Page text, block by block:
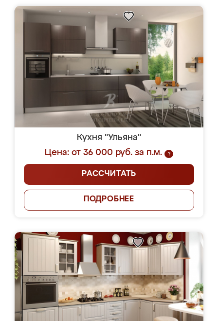
Кухня "Ульяна"
Цена: от 36 000 руб. за п.м.
?
РАССЧИТАТЬ
ПОДРОБНЕЕ